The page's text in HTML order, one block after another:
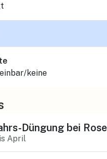
keine
Düngung bei
April